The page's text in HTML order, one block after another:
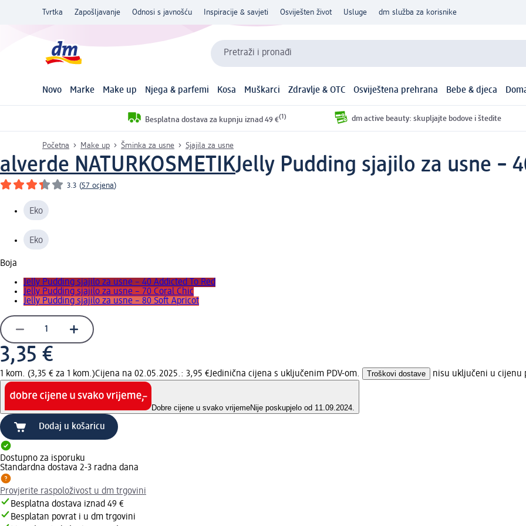
Tvrtka Zapošljavanje Odnosi s javnošću Inspiracije & savjeti Osviješten život Usluge dm služba za korisnike
Pretraži i pronađi
Novo Marke Make up Njega & parfemi Kosa Muškarci Zdravlje & OTC Osviještena prehrana Bebe & djeca
Besplatna dostava za kupnju iznad 49 €(1) dm active beauty: skupljajte bodove i štedite
Početna Make up Šminka za usne Sjajila za usne
alverde NATURKOSMETIKJelly Pudding sjajilo za usne –
3.3 (57 ocjena)
Eko
Eko
Boja
Jelly Pudding sjajilo za usne – 40 Addicted To Red
Jelly Pudding sjajilo za usne – 70 Coral Chic
Jelly Pudding sjajilo za usne – 80 Soft Apricot
3,35 €
1 kom. (3,35 € za 1 kom.)Cijena na 02.05.2025.: 3,95 €Jedinična cijena s uključenim PDV-om. Troškovi dostave nisu uključeni u cijenu
Dobre cijene u svako vrijemeNije poskupjelo od 11.09.2024.
Dodaj u košaricu
Dostupno za isporuku
Standardna dostava 2-3 radna dana
Provjerite raspoloživost u dm trgovini
Besplatna dostava iznad 49 €
Besplatan povrat i u dm trgovini